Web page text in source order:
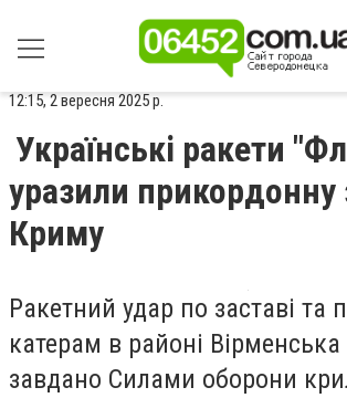
12:15, 2 вересня 2025 р.
Українські ракети
уразили прикордонну
Криму
Ракетний удар по заставі та
катерам в районі Вірменська
завдано Силами оборони